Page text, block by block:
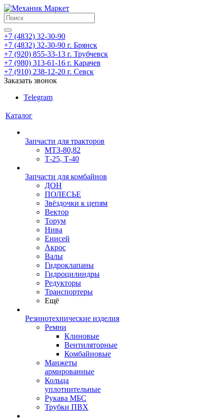
+7 (4832) 32-30-90
+7 (4832) 32-30-90 г. Брянск
+7 (920) 855-33-13 г. Трубчевск
+7 (980) 313-61-16 г. Карачев
+7 (910) 238-12-20 г. Севск
Заказать звонок
Telegram
Каталог
Запчасти для тракторов
МТЗ-80,82
Т-25, Т-40
Запчасти для комбайнов
ДОН
ПОЛЕСЬЕ
Звёздочки к цепям
Вектор
Торум
Нива
Енисей
Акрос
Валы
Гидроклапаны
Гидроцилиндры
Редукторы
Транспортеры
Ещё
Резинотехнические изделия
Ремни
Клиновые
Вентиляторные
Комбайновые
Манжеты
армированные
Кольца
уплотнительные
Рукава МБС
Трубки ПВХ